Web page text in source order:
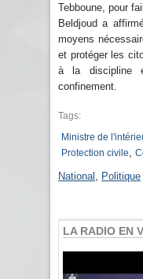
Tebboune, pour
Beldjoud a
moyens
et protéger les
à la discipline
confinement.
Tags:
Ministre de
Protection civile
National Politique
LA RADIO EN